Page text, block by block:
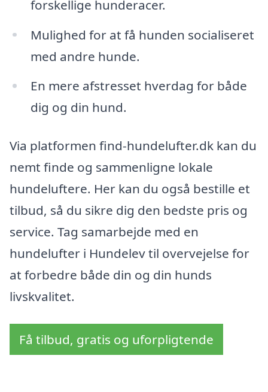
forskellige hunderacer.
Mulighed for at få hunden socialiseret
med andre hunde.
En mere afstresset hverdag for både
dig og din hund.
Via platformen find-hundelufter.dk kan du
nemt finde og sammenligne lokale
hundeluftere. Her kan du også bestille et
tilbud, så du sikre dig den bedste pris og
service. Tag samarbejde med en
hundelufter i Hundelev til overvejelse for
at forbedre både din og din hunds
livskvalitet.
Få tilbud, gratis og uforpligtende